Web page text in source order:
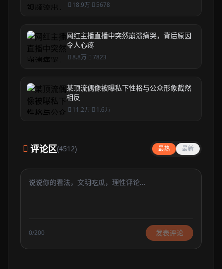
18.9万 5678
网红主播直播中突然崩溃痛哭，背后原因
令人心疼
8.8万 7823
某顶流偶像被曝私下性格与公众形象截然
相反
11.2万 1.6万
评论区(4512) 最热 最新
0/200 发表评论